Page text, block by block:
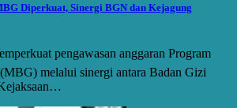
Diperkuat, Sinergi BGN dan Kejagung
pengawasan anggaran Program
melalui sinergi antara Badan Gizi